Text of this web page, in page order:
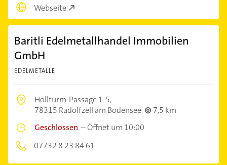
Webseite
Baritli Edelmetallhandel Immobilien
GmbH
EDELMETALLE
Höllturm-Passage 1-5,
78315 Radolfzell am Bodensee
7,5 km
Geschlossen –Öffnet um 10:00
07732 8 23 84 61